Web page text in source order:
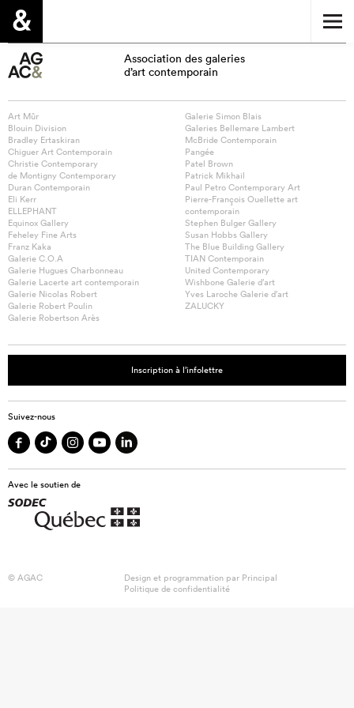
Association des galeries
d’art contemporain
Art Mûr
Blouin Division
Bradley Ertaskiran
Chiguer Art Contemporain
Christie Contemporary
de Montigny Contemporary
Duran Contemporain
Eli Kerr
ELLEPHANT
Equinox Gallery
Feheley Fine Arts
Franz Kaka
Galerie C.O.A
Galerie Hugues Charbonneau
Galerie Lacerte art contemporain
Galerie Nicolas Robert
Galerie Robert Poulin
Galerie Robertson Arès
Galerie Simon Blais
Galeries Bellemare Lambert
McBride Contemporain
Pangée
Patel Brown
Patrick Mikhail
Paul Petro Contemporary Art
Pierre-François Ouellette art
contemporain
Stephen Bulger Gallery
Susan Hobbs Gallery
The Blue Building Gallery
TIAN Contemporain
United Contemporary
Wishbone Galerie d’art
Yves Laroche Galerie d’art
ZALUCKY
Inscription à l’infolettre
Suivez-nous
Avec le soutien de
© AGAC Design et programmation par Principal
Politique de confidentialité